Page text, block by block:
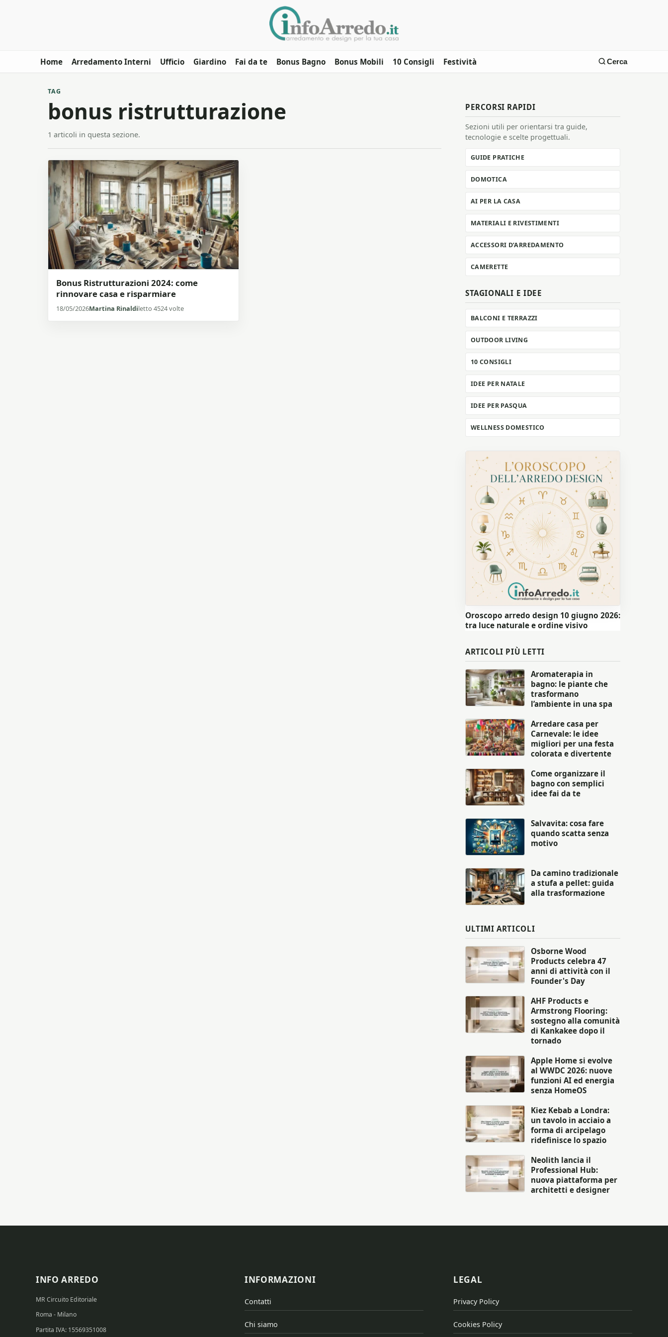
Home Arredamento Interni Ufficio Giardino Fai da te Bonus Bagno Bonus Mobili 10 Consigli Festività Cerca
TAG
bonus ristrutturazione
1 articoli in questa sezione.
Bonus Ristrutturazioni 2024: come
rinnovare casa e risparmiare
18/05/2026Martina Rinaldiletto 4524 volte
PERCORSI RAPIDI
Sezioni utili per orientarsi tra guide,
tecnologie e scelte progettuali.
GUIDE PRATICHE
DOMOTICA
AI PER LA CASA
MATERIALI E RIVESTIMENTI
ACCESSORI D’ARREDAMENTO
CAMERETTE
STAGIONALI E IDEE
BALCONI E TERRAZZI
OUTDOOR LIVING
10 CONSIGLI
IDEE PER NATALE
IDEE PER PASQUA
WELLNESS DOMESTICO
Oroscopo arredo design 10 giugno 2026:
tra luce naturale e ordine visivo
ARTICOLI PIÙ LETTI
Aromaterapia in
bagno: le piante che
trasformano
l’ambiente in una spa
Arredare casa per
Carnevale: le idee
migliori per una festa
colorata e divertente
Come organizzare il
bagno con semplici
idee fai da te
Salvavita: cosa fare
quando scatta senza
motivo
Da camino tradizionale
a stufa a pellet: guida
alla trasformazione
ULTIMI ARTICOLI
Osborne Wood
Products celebra 47
anni di attività con il
Founder's Day
AHF Products e
Armstrong Flooring:
sostegno alla comunità
di Kankakee dopo il
tornado
Apple Home si evolve
al WWDC 2026: nuove
funzioni AI ed energia
senza HomeOS
Kiez Kebab a Londra:
un tavolo in acciaio a
forma di arcipelago
ridefinisce lo spazio
Neolith lancia il
Professional Hub:
nuova piattaforma per
architetti e designer
INFO ARREDO
MR Circuito Editoriale
Roma - Milano
Partita IVA: 15569351008
INFORMAZIONI
Contatti
Chi siamo
LEGAL
Privacy Policy
Cookies Policy